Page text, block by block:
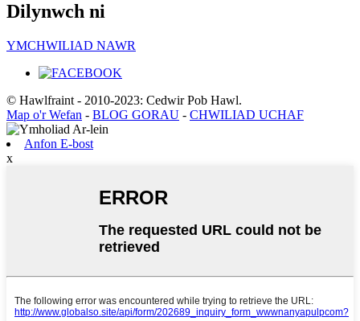
Dilynwch ni
YMCHWILIAD NAWR
© Hawlfraint - 2010-2023: Cedwir Pob Hawl.
Map o'r Wefan - BLOG GORAU - CHWILIAD UCHAF
Anfon E-bost
x